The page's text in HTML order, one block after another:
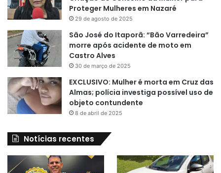
Proteger Mulheres em Nazaré
29 de agosto de 2025
São José do Itaporã: “Bão Varredeira”
morre após acidente de moto em
Castro Alves
30 de março de 2025
EXCLUSIVO: Mulher é morta em Cruz das
Almas; polícia investiga possível uso de
objeto contundente
8 de abril de 2025
Notícias recentes